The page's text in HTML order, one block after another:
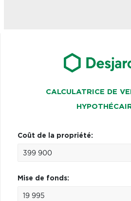
CALCULATRICE DE
Coût de la propriété:
Mise de fonds: